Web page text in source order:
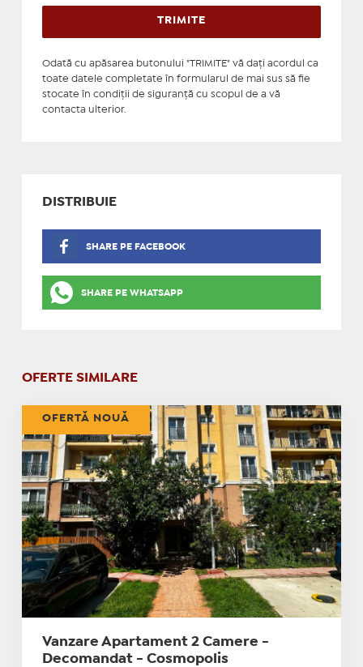
Odată cu apăsarea butonului "TRIMITE" vă daţi acordul ca
toate datele completate în formularul de mai sus să fie
stocate în condiţii de siguranţă cu scopul de a vă
contacta ulterior.
DISTRIBUIE
SHARE PE FACEBOOK
SHARE PE WHATSAPP
OFERTE SIMILARE
Vanzare Apartament 2 Camere -
Decomandat - Cosmopolis
OFERTĂ NOUĂ